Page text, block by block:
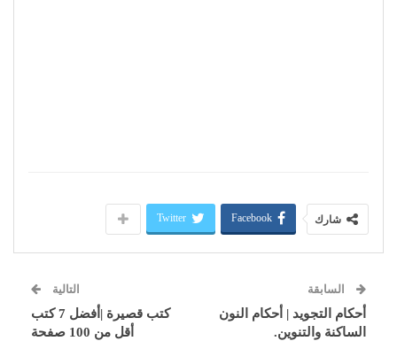
شارك Facebook
Twitter
السابقة
أحكام التجويد | أحكام النون
الساكنة والتنوين.
التالية
كتب قصيرة |أفضل 7 كتب
أقل من 100 صفحة